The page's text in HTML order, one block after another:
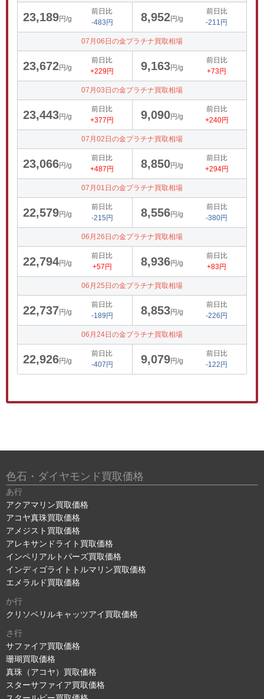
23,189円/g
前日比
-483円
8,952円/g
前日比
-211円
07月06日の金プラチナ買取相場
23,672円/g
前日比
+229円
9,163円/g
前日比
+73円
07月03日の金プラチナ買取相場
23,443円/g
前日比
+377円
9,090円/g
前日比
+240円
07月02日の金プラチナ買取相場
23,066円/g
前日比
+487円
8,850円/g
前日比
+294円
07月01日の金プラチナ買取相場
22,579円/g
前日比
-215円
8,556円/g
前日比
-380円
06月26日の金プラチナ買取相場
22,794円/g
前日比
+57円
8,936円/g
前日比
+83円
06月25日の金プラチナ買取相場
22,737円/g
前日比
-189円
8,853円/g
前日比
-226円
06月24日の金プラチナ買取相場
22,926円/g
前日比
-407円
9,079円/g
前日比
-122円
色石・ダイヤモンド買取価格
あ行
アクアマリン買取価格
アコヤ真珠買取価格
アメジスト買取価格
アレキサンドライト買取価格
インペリアルトパーズ買取価格
インディゴライトトルマリン買取価格
エメラルド買取価格
か行
クリソベリルキャッツアイ買取価格
さ行
サファイア買取価格
珊瑚買取価格
真珠（アコヤ）買取価格
スターサファイア買取価格